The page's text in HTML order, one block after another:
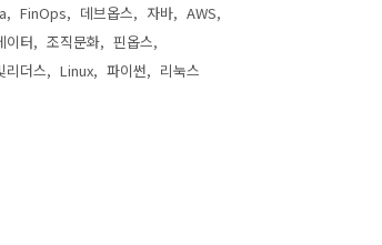
FinOps 데브옵스 자바
AWS
이터
조직문화
핀옵스
리더스
Linux 파이썬 리눅스